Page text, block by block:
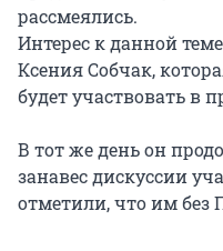
рассмеялись.
Интерес к данной
Ксения Собчак,
будет участвовать в
В тот же день он
занавес дискуссии
отметили, что им без